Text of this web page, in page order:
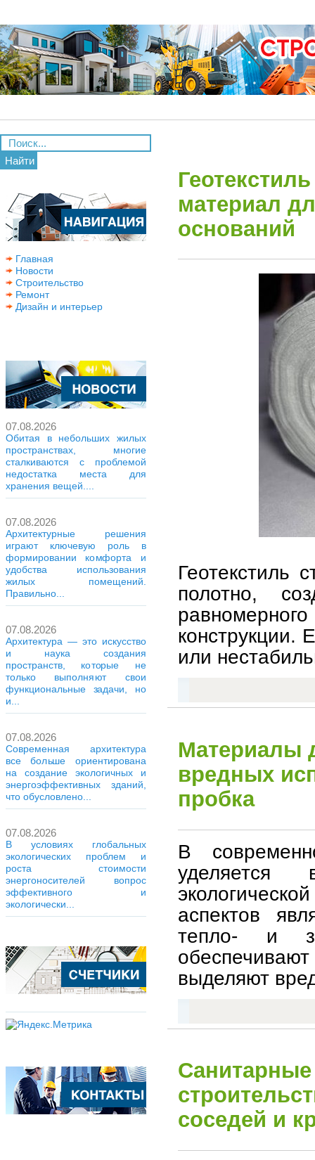
Найти
Главная
Новости
Строительство
Ремонт
Дизайн и интерьер
07.08.2026
Обитая в небольших жилых
пространствах, многие
сталкиваются с проблемой
недостатка места для
хранения вещей....
07.08.2026
Архитектурные решения
играют ключевую роль в
формировании комфорта и
удобства использования
жилых помещений.
Правильно...
07.08.2026
Архитектура — это искусство
и наука создания
пространств, которые не
только выполняют свои
функциональные задачи, но
и...
07.08.2026
Современная архитектура
все больше ориентирована
на создание экологичных и
энергоэффективных зданий,
что обусловлено...
07.08.2026
В условиях глобальных
экологических проблем и
роста стоимости
энергоносителей вопрос
эффективного и
экологически...
материал
оснований
Геотекстиль
полотно,
конструкции.
или
Материалы
вредных
пробка
В
уделяется
аспектов
тепло- и
выделяют
соседей и